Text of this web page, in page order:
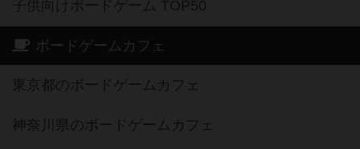
子供向けボードゲーム TOP50
ボードゲームカフェ
東京都のボードゲームカフェ
神奈川県のボードゲームカフェ